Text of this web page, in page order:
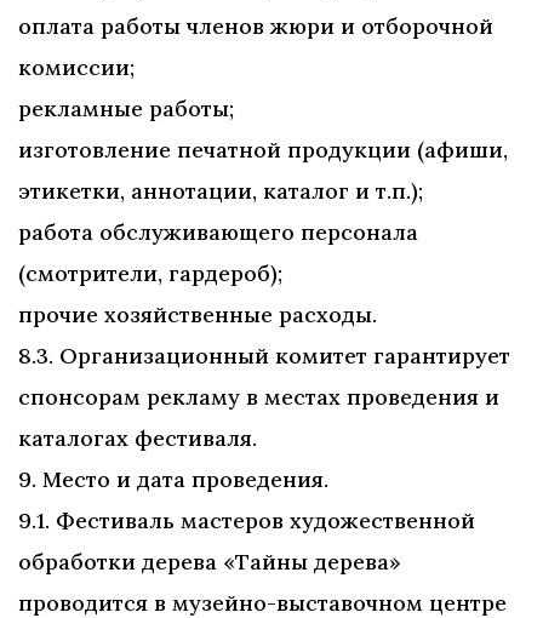
оплата работы членов жюри и отборочной
комиссии;
рекламные работы;
изготовление печатной продукции (афиши,
этикетки, аннотации, каталог и т.п.);
работа обслуживающего персонала
(смотрители, гардероб);
прочие хозяйственные расходы.
8.3. Организационный комитет гарантирует
спонсорам рекламу в местах проведения и
каталогах фестиваля.
9. Место и дата проведения.
9.1. Фестиваль мастеров художественной
обработки дерева «Тайны дерева»
проводится в музейно-выставочном центре